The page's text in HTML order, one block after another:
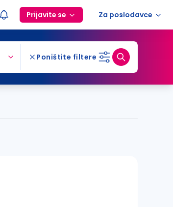
Prijavite se Za poslodavce
Poništite filtere